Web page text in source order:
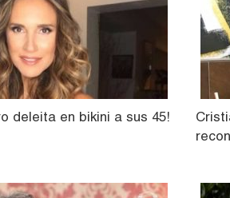
deleita en bikini a sus 45!